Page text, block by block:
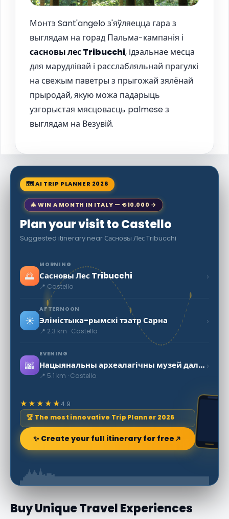
Монтэ Sant'angelo з'яўляецца гара з
выглядам на горад Пальма-кампанія і
сасновы лес Tribucchi, ідэальнае месца
для марудлівай і расслабляльнай прагулкі
на свежым паветры з прыгожай зялёнай
прыродай, якую можа падарыць
узгорыстая мясцовасць palmese з
выглядам на Везувій.
🗺 AI TRIP PLANNER 2026
🎄 WIN A MONTH IN ITALY — €10,000 →
Plan your visit to Castello
Suggested itinerary near Сасновы Лес Tribucchi
🌅
MORNING
Сасновы Лес Tribucchi
📍 Castello
›
☀️
AFTERNOON
Эліністыка-рымскі тэатр Сарна
📍 2.3 km · Castello
›
🌆
EVENING
Нацыянальны археалагічны музей даліны Сарно
📍 5.1 km · Castello
›
★★★★★4.9
🏆 The most innovative Trip Planner 2026
✨ Create your full itinerary for free
Buy Unique Travel Experiences